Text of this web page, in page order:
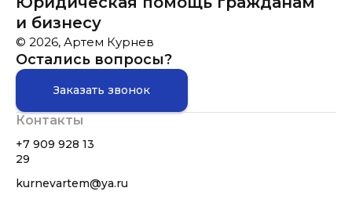
и бизнесу
© 2026, Артем Курнев
Остались вопросы?
Заказать звонок
Контакты
+7 909 928 13
29
kurnevartem@ya.ru